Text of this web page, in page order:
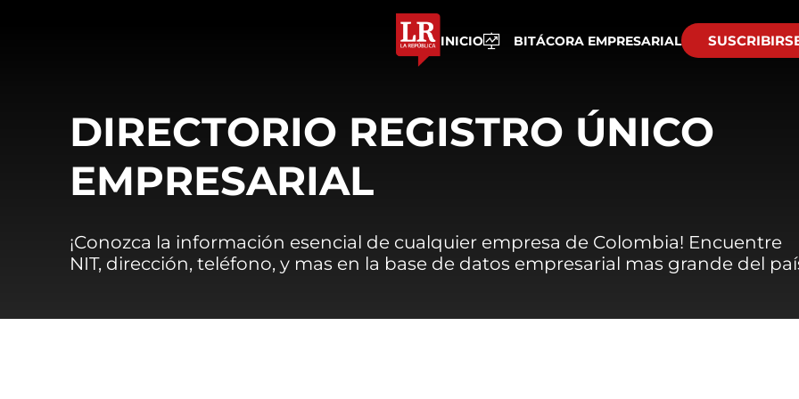
INICIO BITÁCORA EMPRESARIAL
DIRECTORIO REGISTRO ÚNICO
EMPRESARIAL
¡Conozca la información esencial de cualquier empresa de Colombia! Encuentre
NIT, dirección, teléfono, y mas en la base de datos empresarial mas grande del